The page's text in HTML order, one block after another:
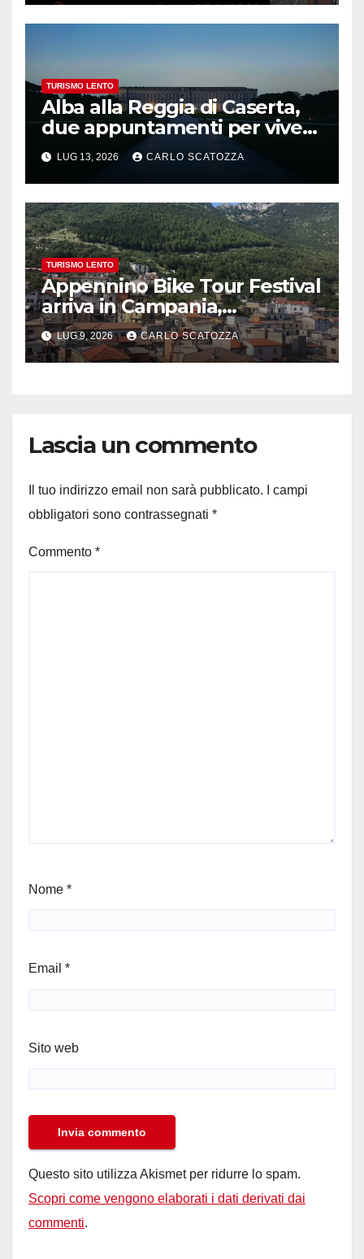
TURISMO LENTO
Alba alla Reggia di Caserta,
due appuntamenti per vivere
la magia
LUG 13, 2026 CARLO SCATOZZA
TURISMO LENTO
Appennino Bike Tour Festival
arriva in Campania,
appuntamento a Valle
Agricola
LUG 9, 2026 CARLO SCATOZZA
Lascia un commento
Il tuo indirizzo email non sarà pubblicato.
I campi
obbligatori sono contrassegnati *
Commento *
Nome *
Email *
Sito web
Questo sito utilizza Akismet per ridurre lo spam.
Scopri come vengono elaborati i dati derivati dai
commenti.